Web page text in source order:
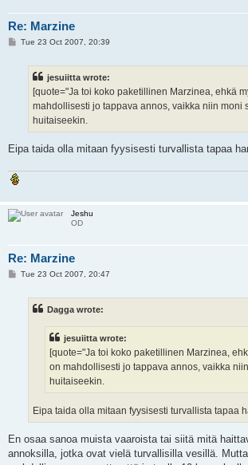
Re: Marzine
PTue 23 Oct 2007, 20:39
jesuiitta wrote:
[quote="Ja toi koko paketillinen Marzinea, ehkä
mahdollisesti jo tappava annos, vaikka niin moni
huitaiseekin.
Eipa taida olla mitaan fyysisesti turvallista tapaa
Jeshu
OD
Re: Marzine
PTue 23 Oct 2007, 20:47
Dagga wrote:
jesuiitta wrote:
[quote="Ja toi koko paketillinen Marzinea,
on mahdollisesti jo tappava annos, vaikka
huitaiseekin.
Eipa taida olla mitaan fyysisesti turvallista tapaa
En osaa sanoa muista vaaroista tai siitä mitä
annoksilla, jotka ovat vielä turvallisilla vesillä.